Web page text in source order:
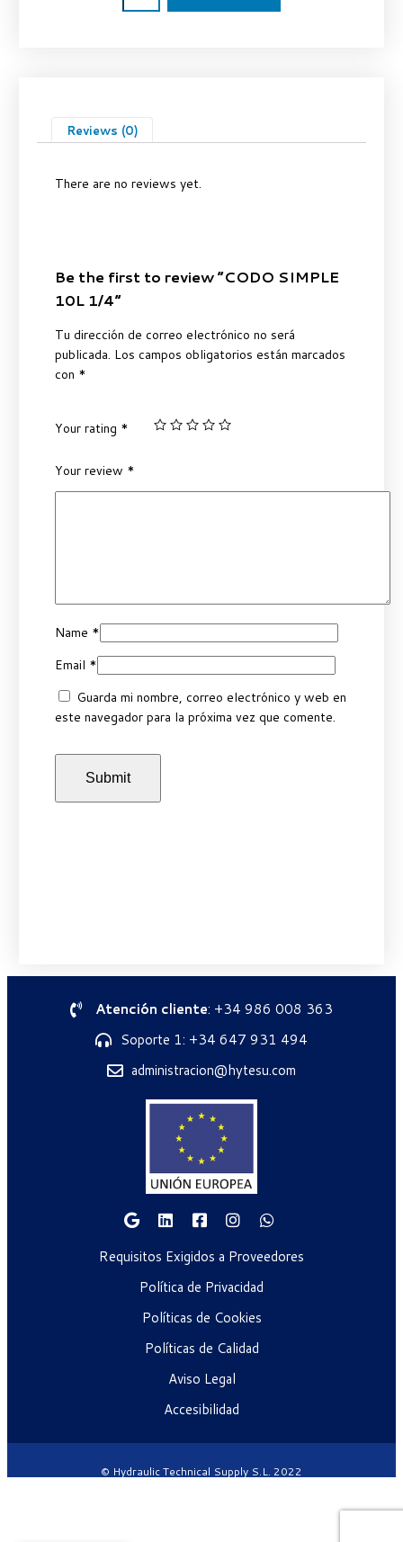
Reviews (0)
There are no reviews yet.
Be the first to review “CODO SIMPLE
10L 1/4”
Tu dirección de correo electrónico no será
publicada. Los campos obligatorios están marcados
con *
Your rating *
Your review *
Name *
Email *
Guarda mi nombre, correo electrónico y web en
este navegador para la próxima vez que comente.
Atención cliente: +34 986 008 363
Soporte 1: +34 647 931 494
administracion@hytesu.com
Requisitos Exigidos a Proveedores
Política de Privacidad
Políticas de Cookies
Políticas de Calidad
Aviso Legal
Accesibilidad
© Hydraulic Technical Supply S.L. 2022